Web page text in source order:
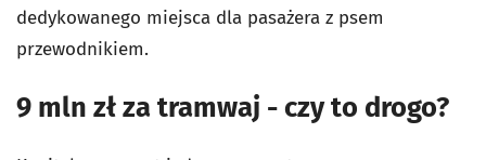
dedykowanego miejsca dla pasażera z psem
przewodnikiem.
9 mln zł za tramwaj - czy to drogo?